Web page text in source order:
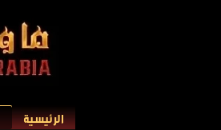
الرئيسية